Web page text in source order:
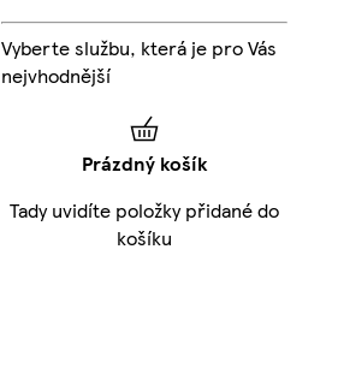
Vyberte službu, která je pro Vás
nejvhodnější
Prázdný košík
Tady uvidíte položky přidané do
košíku